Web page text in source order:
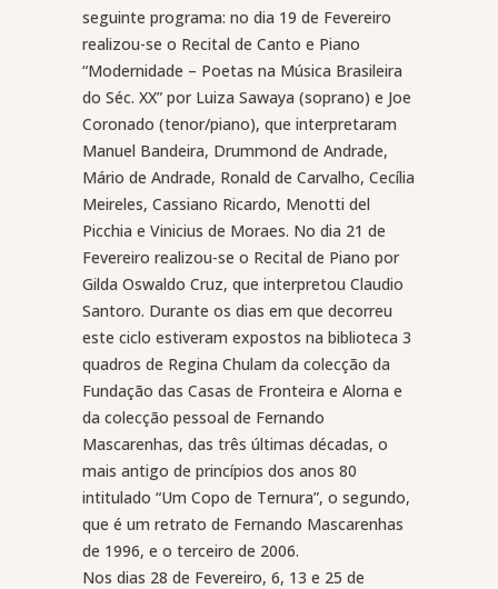
seguinte programa: no dia 19 de Fevereiro
realizou-se o Recital de Canto e Piano
“Modernidade – Poetas na Música Brasileira
do Séc. XX” por Luiza Sawaya (soprano) e Joe
Coronado (tenor/piano), que interpretaram
Manuel Bandeira, Drummond de Andrade,
Mário de Andrade, Ronald de Carvalho, Cecília
Meireles, Cassiano Ricardo, Menotti del
Picchia e Vinicius de Moraes. No dia 21 de
Fevereiro realizou-se o Recital de Piano por
Gilda Oswaldo Cruz, que interpretou Claudio
Santoro. Durante os dias em que decorreu
este ciclo estiveram expostos na biblioteca 3
quadros de Regina Chulam da colecção da
Fundação das Casas de Fronteira e Alorna e
da colecção pessoal de Fernando
Mascarenhas, das três últimas décadas, o
mais antigo de princípios dos anos 80
intitulado “Um Copo de Ternura”, o segundo,
que é um retrato de Fernando Mascarenhas
de 1996, e o terceiro de 2006.
Nos dias 28 de Fevereiro, 6, 13 e 25 de